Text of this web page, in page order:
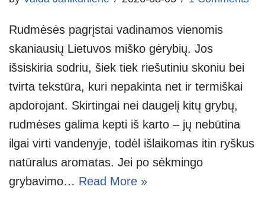
Rudmėsės pagrįstai vadinamos vienomis
skaniausių Lietuvos miško gėrybių. Jos
išsiskiria sodriu, šiek tiek riešutiniu skoniu bei
tvirta tekstūra, kuri nepakinta net ir termiškai
apdorojant. Skirtingai nei daugelį kitų grybų,
rudmėses galima kepti iš karto – jų nebūtina
ilgai virti vandenyje, todėl išlaikomas itin ryškus
natūralus aromatas. Jei po sėkmingo
grybavimo… Read More »